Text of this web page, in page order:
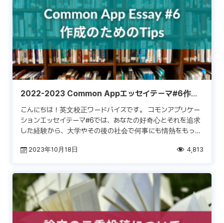
2022-2023 Common Appエッセイテーマ#6作成
のためのTips
こんにちは！英文校正ワードバイスです。 コモンアプリケー
ションエッセイテーマ#6では、あなたの好奇心とそれを追求
した経験から、大学やその後の社会で何事にも情熱をもって
[…]2023年10月18日 4,813